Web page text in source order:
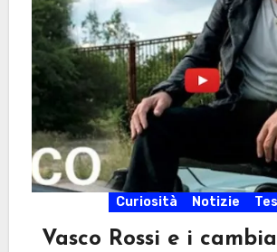
Curiosità Notizie
Vasco Rossi e i